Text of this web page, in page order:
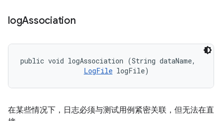
logAssociation
public void logAssociation (String dataName,
LogFile logFile)
在某些情况下，日志必须与测试用例紧密关联，但无法在直